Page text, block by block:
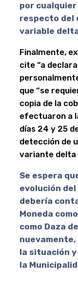
por
respecto del
variable
Finalmente,
cite “a
que “se
copia de la
efectuaron a
días 24 y 25
detección de
variante delta
Se espera
evolución del
debería
Moneda
como Daza
la situación
la